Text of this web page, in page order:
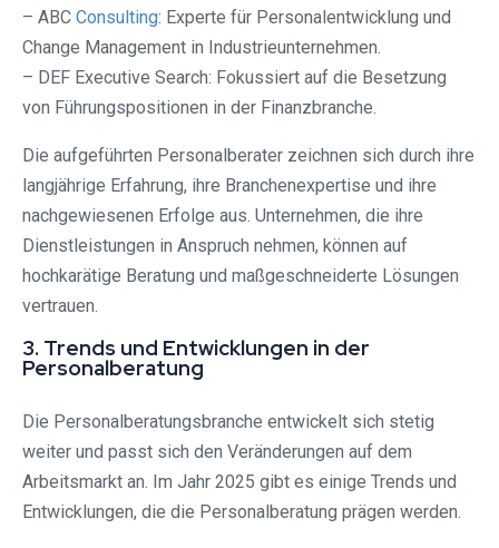
– ABC Consulting: Experte für Personalentwicklung und
Change Management in Industrieunternehmen.
– DEF Executive Search: Fokussiert auf die Besetzung
von Führungspositionen in der Finanzbranche.
Die aufgeführten Personalberater zeichnen sich durch ihre
langjährige Erfahrung, ihre Branchenexpertise und ihre
nachgewiesenen Erfolge aus. Unternehmen, die ihre
Dienstleistungen in Anspruch nehmen, können auf
hochkarätige Beratung und maßgeschneiderte Lösungen
vertrauen.
3. Trends und Entwicklungen in der
Personalberatung
Die Personalberatungsbranche entwickelt sich stetig
weiter und passt sich den Veränderungen auf dem
Arbeitsmarkt an. Im Jahr 2025 gibt es einige Trends und
Entwicklungen, die die Personalberatung prägen werden.